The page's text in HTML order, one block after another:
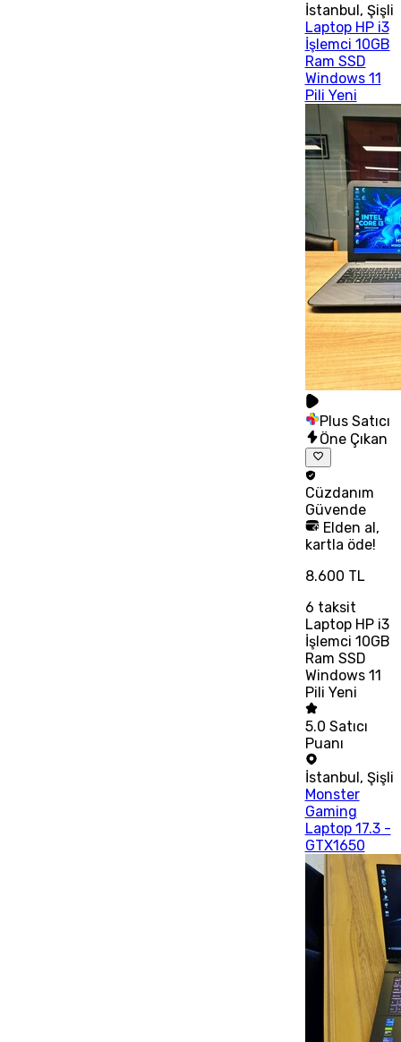
İstanbul, Şişli
Laptop HP i3
İşlemci 10GB
Ram SSD
Windows 11
Pili Yeni
Plus Satıcı
Öne Çıkan
Cüzdanım
Güvende
Elden al,
kartla öde!
8.600 TL
6 taksit
Laptop HP i3
İşlemci 10GB
Ram SSD
Windows 11
Pili Yeni
5.0 Satıcı
Puanı
İstanbul , Şişli
Monster
Gaming
Laptop 17.3 -
GTX1650